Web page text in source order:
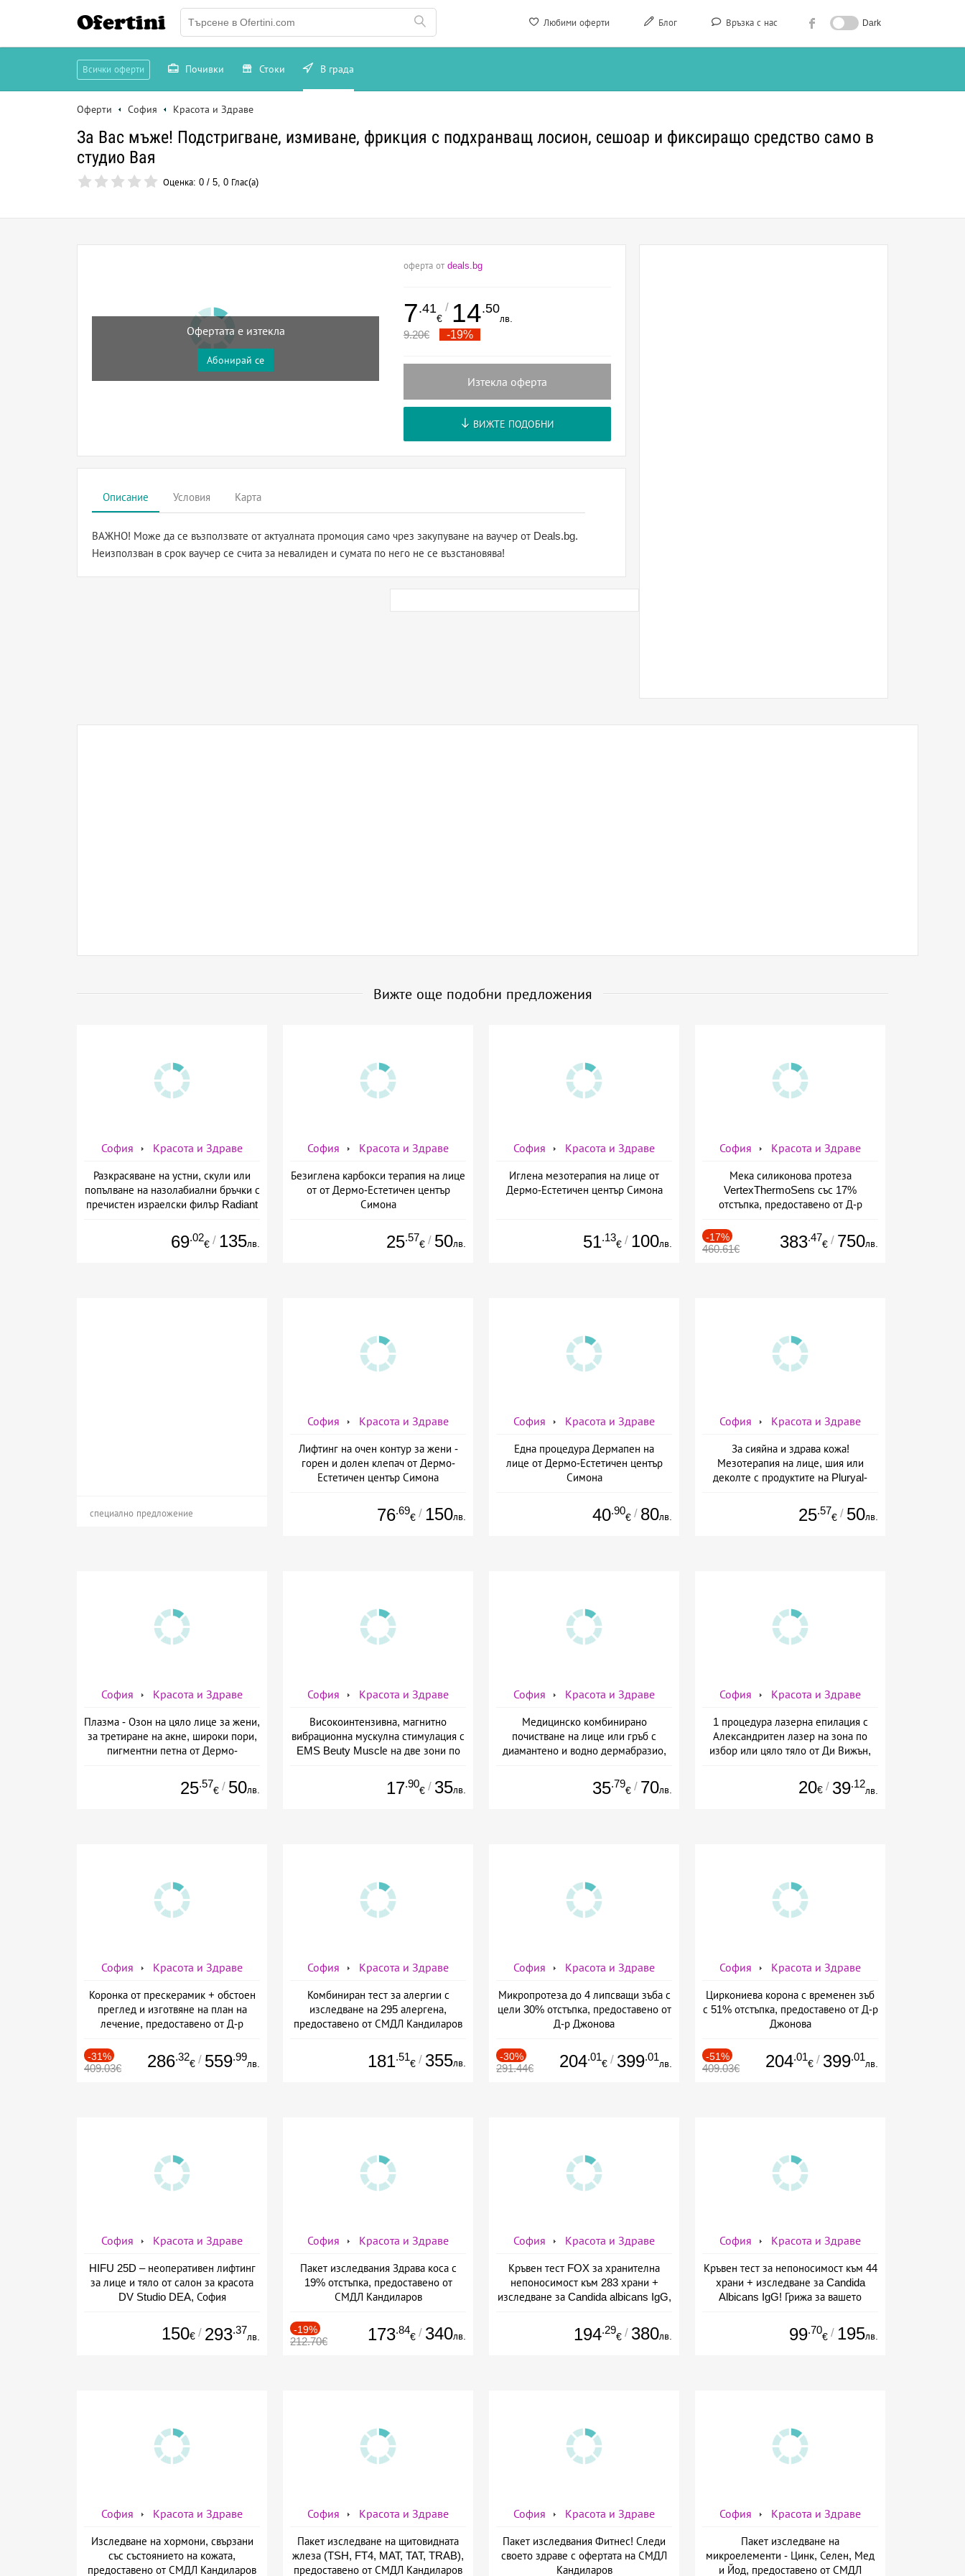
Любими оферти Блог Връзка с нас Dark
Ofertini
Всички оферти Почивки Стоки В града
Оферти София Красота и Здраве
За Вас мъже! Подстригване, измиване, фрикция с подхранващ лосион, сешоар и фиксиращо средство само в
студио Вая
Оценка: 0 / 5, 0 Глас(а)
Офертата е изтекла
Абонирай се
оферта от deals.bg
7.41
€
/ 14.50
лв.
9.20€ -19%
Изтекла оферта
ВИЖТЕ ПОДОБНИ
Описание Условия Карта
ВАЖНО! Може да се възползвате от актуалната промоция само чрез закупуване на ваучер от Deals.bg.
Неизползван в срок ваучер се счита за невалиден и сумата по него не се възстановява!
Вижте още подобни предложения
София Красота и Здраве
Разкрасяване на устни, скули или
попълване на назолабиални бръчки с
пречистен израелски филър Radiant
69.02
€ / 135лв.
София Красота и Здраве
Безиглена карбокси терапия на лице
от от Дермо-Естетичен център
Симона
25.57
€ / 50лв.
София Красота и Здраве
Иглена мезотерапия на лице от
Дермо-Естетичен център Симона
51.13
€ / 100лв.
София Красота и Здраве
Мека силиконова протеза
VertexThermoSens със 17%
отстъпка, предоставено от Д-р
-17%
460.61€ 383.47
€ / 750лв.
специално предложение
София Красота и Здраве
Лифтинг на очен контур за жени -
горен и долен клепач от Дермо-
Естетичен център Симона
76.69
€ / 150лв.
София Красота и Здраве
Една процедура Дермапен на
лице от Дермо-Естетичен център
Симона
40.90
€ / 80лв.
София Красота и Здраве
За сияйна и здрава кожа!
Мезотерапия на лице, шия или
деколте с продуктите на Pluryal-
Естетичен център Симона
25.57
€ / 50лв.
София Красота и Здраве
Плазма - Озон на цяло лице за жени,
за третиране на акне, широки пори,
пигментни петна от Дермо-
25.57
€ / 50лв.
София Красота и Здраве
Високоинтензивна, магнитно
вибрационна мускулна стимулация с
EMS Beuty Musclе на две зони по
Естетичен център Симона
17.90
€ / 35лв.
София Красота и Здраве
Медицинско комбинирано
почистване на лице или гръб с
диамантено и водно дермабразио,
Естетичен център Симона
35.79
€ / 70лв.
София Красота и Здраве
1 процедура лазерна епилация с
Александритен лазер на зона по
избор или цяло тяло от Ди Вижън,
20€ / 39.12
лв.
София Красота и Здраве
Коронка от прескерамик + обстоен
преглед и изготвяне на план на
лечение, предоставено от Д-р
-31%
409.03€ 286.32
€ / 559.99
лв.
София Красота и Здраве
Комбиниран тест за алергии с
изследване на 295 алергена,
предоставено от СМДЛ Кандиларов
181.51
€ / 355лв.
София Красота и Здраве
Микропротезa до 4 липсващи зъба с
цели 30% отстъпка, предоставено от
Д-р Джонова
-30%
291.44€ 204.01
€ / 399.01
лв.
София Красота и Здраве
Циркониева корона с временен зъб
с 51% отстъпка, предоставено от Д-р
Джонова
-51%
409.03€ 204.01
€ / 399.01
лв.
София Красота и Здраве
HIFU 25D – неоперативен лифтинг
за лице и тяло от салон за красота
DV Studio DEA, София
150€ / 293.37
лв.
София Красота и Здраве
Пакет изследвания Здрава коса с
19% отстъпка, предоставено от
СМДЛ Кандиларов
-19%
212.70€ 173.84
€ / 340лв.
София Красота и Здраве
Кръвен тест FOX за хранителна
непоносимост към 283 храни +
изследване за Candida albicans IgG,
194.29
€ / 380лв.
София Красота и Здраве
Кръвен тест за непоносимост към 44
храни + изследване за Candida
Albicans IgG! Грижа за вашето
99.70
€ / 195лв.
София Красота и Здраве
Изследване на хормони, свързани
със състоянието на кожата,
предоставено от СМДЛ Кандиларов
София Красота и Здраве
Пакет изследване на щитовидната
жлеза (TSH, FT4, MAT, TAT, TRAB),
предоставено от СМДЛ Кандиларов
София Красота и Здраве
Пакет изследвания Фитнес! Следи
своето здраве с офертата на СМДЛ
Кандиларов
София Красота и Здраве
Пакет изследване на
микроелементи - Цинк, Селен, Мед
и Йод, предоставено от СМДЛ